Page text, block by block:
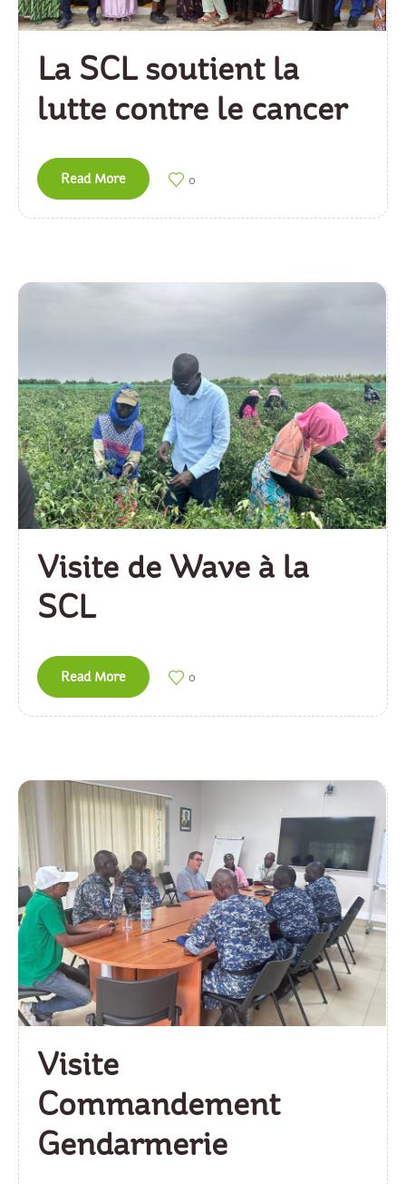
La SCL soutient la
lutte contre le cancer
Read More 0
Visite de Wave à la
SCL
Read More 0
Visite
Commandement
Gendarmerie